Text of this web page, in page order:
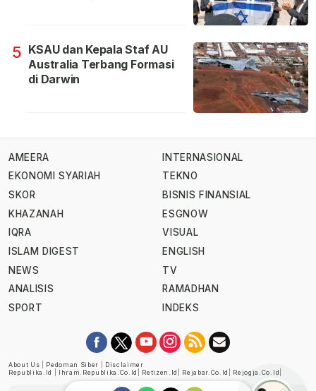
5 KSAU dan Kepala Staf AU
Australia Terbang Formasi
di Darwin
AMEERA
EKONOMI SYARIAH
SKOR
KHAZANAH
IQRA
ISLAM DIGEST
NEWS
ANALISIS
SPORT
INTERNASIONAL
TEKNO
BISNIS FINANSIAL
ESGNOW
VISUAL
ENGLISH
TV
RAMADHAN
INDEKS
About Us Pedoman Siber
Disclaimer
Republika.id
Ihram.republika.co.id Retizen.id Rejabar.co.id Rejogja.co.id